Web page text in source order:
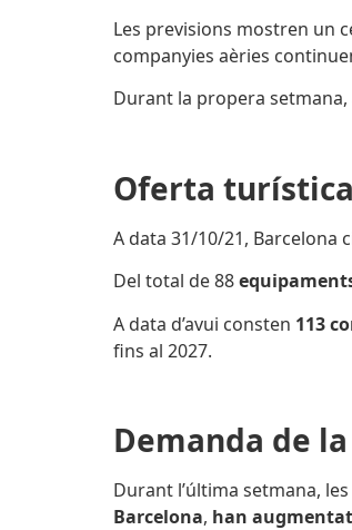
Les previsions mostren un
companyies aèries
Durant la propera setmana,
Oferta
A data 31/10/21, Barcelona
Del total de 88
A data d’avui consten 113
fins al 2027.
Demanda de
Durant l’última setmana, les
Barcelona, han augmentat